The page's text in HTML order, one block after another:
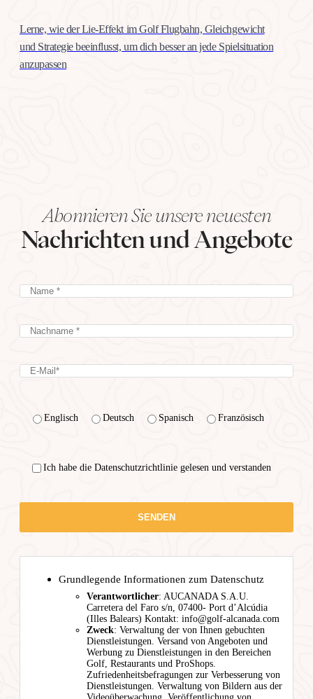
Lerne, wie der Lie-Effekt im Golf Flugbahn, Gleichgewicht
und Strategie beeinflusst, um dich besser an jede Spielsituation
anzupassen
Abonnieren Sie unsere neuesten
Nachrichten und Angebote
Englisch Deutsch Spanisch Französisch
Ich habe die Datenschutzrichtlinie gelesen und verstanden
Grundlegende Informationen zum Datenschutz
Verantwortlicher: AUCANADA S.A.U.
Carretera del Faro s/n, 07400- Port d’Alcúdia
(Illes Balears) Kontakt: info@golf-alcanada.com
Zweck: Verwaltung der von Ihnen gebuchten
Dienstleistungen. Versand von Angeboten und
Werbung zu Dienstleistungen in den Bereichen
Golf, Restaurants und ProShops.
Zufriedenheitsbefragungen zur Verbesserung von
Dienstleistungen. Verwaltung von Bildern aus der